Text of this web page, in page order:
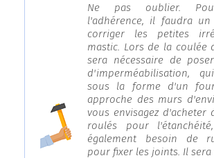
Ne pas oublier.
l'adhérence, il faudra
corriger les petites
mastic. Lors de la coulée
sera nécessaire de
d'imperméabilisation,
sous la forme d'un
approche des murs
vous envisagez d'acheter
roulés pour
également besoin de
pour fixer les joints. Il sera